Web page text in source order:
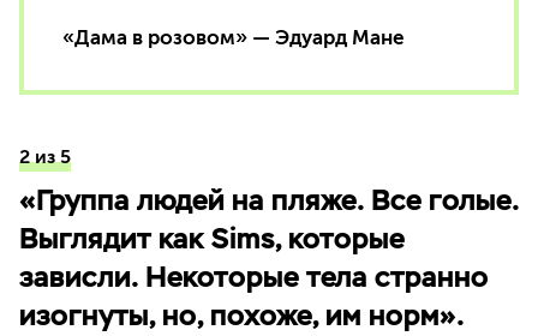
«Дама в розовом» — Эдуард Мане
2 из 5
«Группа людей на пляже. Все голые.
Выглядит как Sims, которые
зависли. Некоторые тела странно
изогнуты, но, похоже, им норм».